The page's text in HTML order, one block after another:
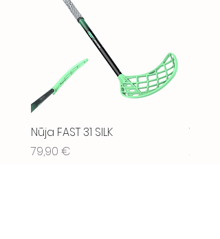
Nūja FAST 31 SILK
Cena
79,90 €
WAX
Cena
21,90 €